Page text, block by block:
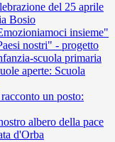
del 25 aprile
Bosio
insieme"
nostri" - progetto
scuola primaria
aperte: Scuola
un posto:
albero della pace
d'Orba